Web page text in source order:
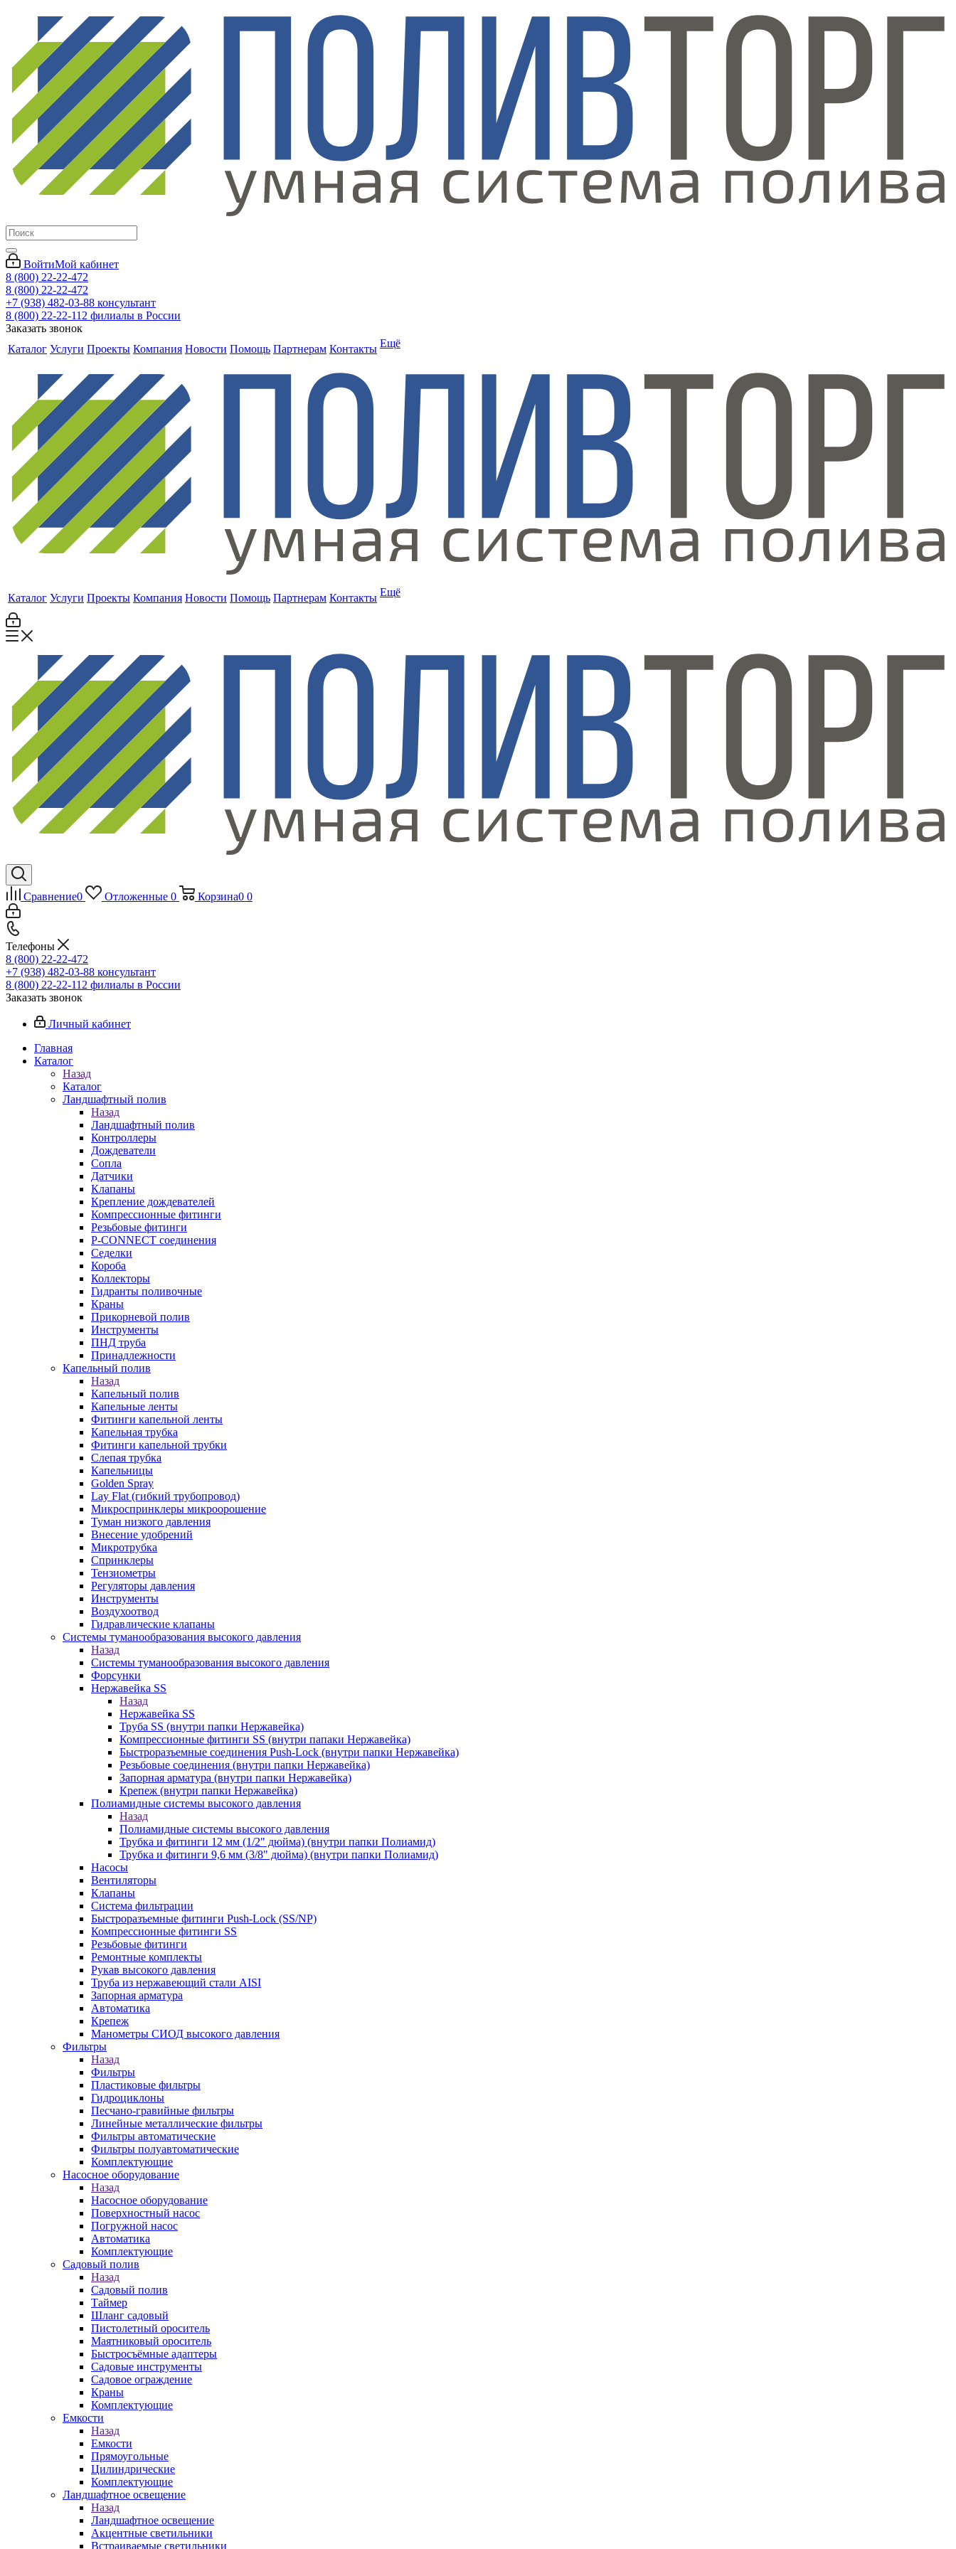
ВойтиМой кабинет
8 (800) 22-22-472
8 (800) 22-22-472
+7 (938) 482-03-88 консультант
8 (800) 22-22-112 филиалы в России
Заказать звонок
Каталог Услуги Проекты Компания Новости Помощь Партнерам Контакты Ещё
Каталог Услуги Проекты Компания Новости Помощь Партнерам Контакты Ещё
Сравнение0 Отложенные 0 Корзина0 0
Телефоны
8 (800) 22-22-472
+7 (938) 482-03-88 консультант
8 (800) 22-22-112 филиалы в России
Заказать звонок
Личный кабинет
Главная
Каталог
Назад
Каталог
Ландшафтный полив
Назад
Ландшафтный полив
Контроллеры
Дождеватели
Сопла
Датчики
Клапаны
Крепление дождевателей
Компрессионные фитинги
Резьбовые фитинги
P-CONNECT соединения
Седелки
Короба
Коллекторы
Гидранты поливочные
Краны
Прикорневой полив
Инструменты
ПНД труба
Принадлежности
Капельный полив
Назад
Капельный полив
Капельные ленты
Фитинги капельной ленты
Капельная трубка
Фитинги капельной трубки
Слепая трубка
Капельницы
Golden Spray
Lay Flat (гибкий трубопровод)
Микроспринклеры микроорошение
Туман низкого давления
Внесение удобрений
Микротрубка
Спринклеры
Тензиометры
Регуляторы давления
Инструменты
Воздухоотвод
Гидравлические клапаны
Системы туманообразования высокого давления
Назад
Системы туманообразования высокого давления
Форсунки
Нержавейка SS
Назад
Нержавейка SS
Труба SS (внутри папки Нержавейка)
Компрессионные фитинги SS (внутри папаки Нержавейка)
Быстроразъемные соединения Push-Lock (внутри папки Нержавейка)
Резьбовые соединения (внутри папки Нержавейка)
Запорная арматура (внутри папки Нержавейка)
Крепеж (внутри папки Нержавейка)
Полиамидные системы высокого давления
Назад
Полиамидные системы высокого давления
Трубка и фитинги 12 мм (1/2" дюйма) (внутри папки Полиамид)
Трубка и фитинги 9,6 мм (3/8" дюйма) (внутри папки Полиамид)
Насосы
Вентиляторы
Клапаны
Система фильтрации
Быстроразъемные фитинги Push-Lock (SS/NP)
Компрессионные фитинги SS
Резьбовые фитинги
Ремонтные комплекты
Рукав высокого давления
Труба из нержавеющий стали AISI
Запорная арматура
Автоматика
Крепеж
Манометры СИОД высокого давления
Фильтры
Назад
Фильтры
Пластиковые фильтры
Гидроциклоны
Песчано-гравийные фильтры
Линейные металлические фильтры
Фильтры автоматические
Фильтры полуавтоматические
Комплектующие
Насосное оборудование
Назад
Насосное оборудование
Поверхностный насос
Погружной насос
Автоматика
Комплектующие
Садовый полив
Назад
Садовый полив
Таймер
Шланг садовый
Пистолетный ороситель
Маятниковый ороситель
Быстросъёмные адаптеры
Садовые инструменты
Садовое ограждение
Краны
Комплектующие
Емкости
Назад
Емкости
Прямоугольные
Цилиндрические
Комплектующие
Ландшафтное освещение
Назад
Ландшафтное освещение
Акцентные светильники
Встраиваемые светильники